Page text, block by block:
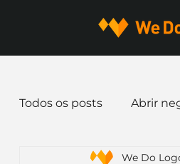
Todos os posts Abrir
Dicas de Marketing
We Do